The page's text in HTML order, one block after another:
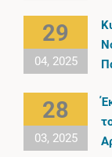
29
04, 2025
28
03, 2025